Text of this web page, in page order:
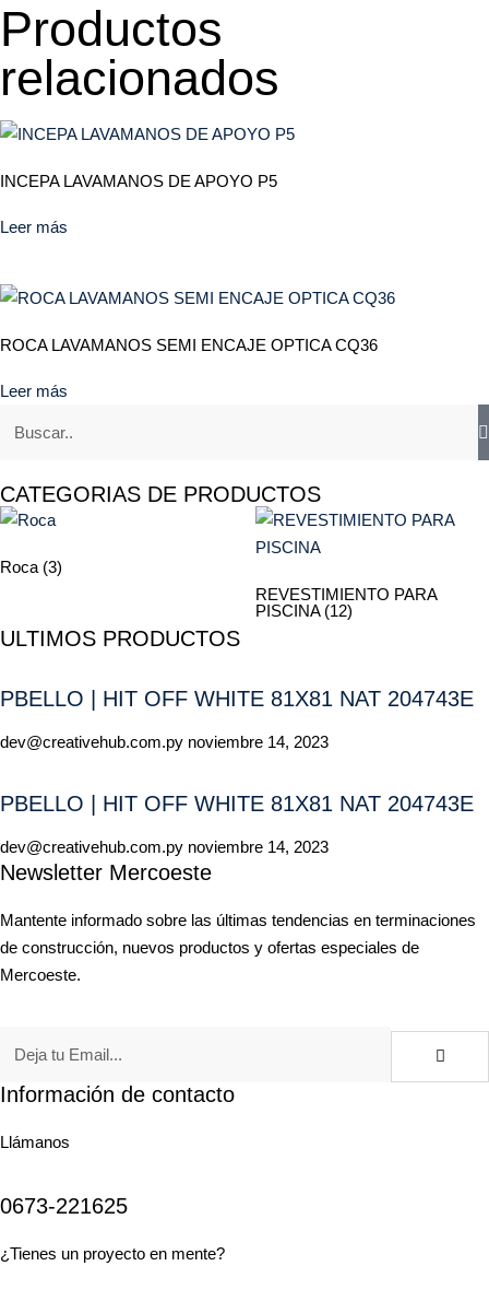
Productos
relacionados
INCEPA LAVAMANOS DE APOYO P5
Leer más
ROCA LAVAMANOS SEMI ENCAJE OPTICA CQ36
Leer más
CATEGORIAS DE PRODUCTOS
Roca (3)
REVESTIMIENTO PARA
PISCINA (12)
ULTIMOS PRODUCTOS
PBELLO | HIT OFF WHITE 81X81 NAT 204743E
dev@creativehub.com.py noviembre 14, 2023
PBELLO | HIT OFF WHITE 81X81 NAT 204743E
dev@creativehub.com.py noviembre 14, 2023
Newsletter Mercoeste
Mantente informado sobre las últimas tendencias en terminaciones
de construcción, nuevos productos y ofertas especiales de
Mercoeste.
Información de contacto
Llámanos
0673-221625
¿Tienes un proyecto en mente?